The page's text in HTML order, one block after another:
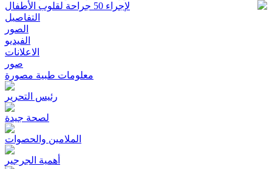
لإجراء 50 جراحة لقلوب الأطفال
التفاصيل
الصور
الفيديو
الاعلانات
صور
معلومات طبية مصورة
رئيس التحرير
لصحة جيدة
الملامين والحصوات
أهمية الجرجير